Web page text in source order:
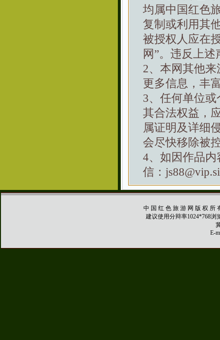
均属中国红色
复制或利用其
被授权人应在
网”。违反上
2、本网其他
更多信息，丰
3、任何单位
其合法权益，
属证明及详细
会尽快移除被
4、如因作品
信：
中 国 红 色 旅 游 网 版 权 所
建议使用分辩率1024*768浏
E-